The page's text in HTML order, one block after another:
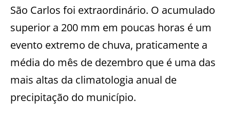
São Carlos foi extraordinário. O acumulado
superior a 200 mm em poucas horas é um
evento extremo de chuva, praticamente a
média do mês de dezembro que é uma das
mais altas da climatologia anual de
precipitação do município.